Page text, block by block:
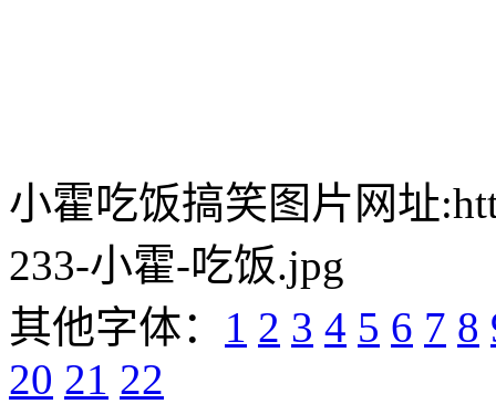
小霍吃饭搞笑图片网址
233-小霍-吃饭.jpg
其他字体： 1 2 3 4 5 6 7 8
20 21 22